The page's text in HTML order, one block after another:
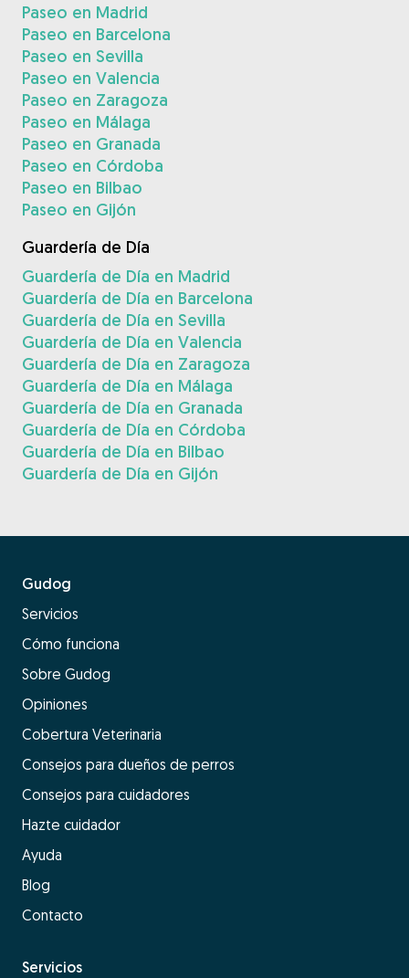
Paseo en Madrid
Paseo en Barcelona
Paseo en Sevilla
Paseo en Valencia
Paseo en Zaragoza
Paseo en Málaga
Paseo en Granada
Paseo en Córdoba
Paseo en Bilbao
Paseo en Gijón
Guardería de Día
Guardería de Día en Madrid
Guardería de Día en Barcelona
Guardería de Día en Sevilla
Guardería de Día en Valencia
Guardería de Día en Zaragoza
Guardería de Día en Málaga
Guardería de Día en Granada
Guardería de Día en Córdoba
Guardería de Día en Bilbao
Guardería de Día en Gijón
Gudog
Servicios
Cómo funciona
Sobre Gudog
Opiniones
Cobertura Veterinaria
Consejos para dueños de perros
Consejos para cuidadores
Hazte cuidador
Ayuda
Blog
Contacto
Servicios